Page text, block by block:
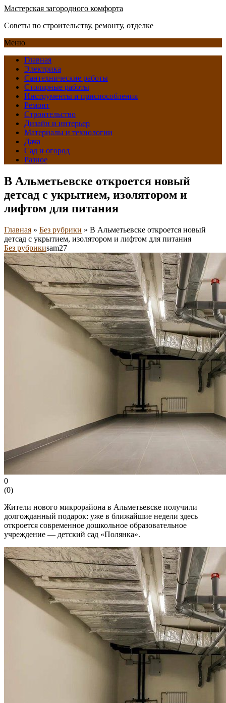
Мастерская загородного комфорта
Советы по строительству, ремонту, отделке
Меню
Главная
Электрика
Сантехнические работы
Столярные работы
Инструменты и приспособления
Ремонт
Строительство
Дизайн и интерьер
Материалы и технологии
Дача
Сад и огород
Разное
В Альметьевске откроется новый
детсад с укрытием, изолятором и
лифтом для питания
Главная » Без рубрики » В Альметьевске откроется новый
детсад с укрытием, изолятором и лифтом для питания
Без рубрикиsam27
0
(0)
Жители нового микрорайона в Альметьевске получили
долгожданный подарок: уже в ближайшие недели здесь
откроется современное дошкольное образовательное
учреждение — детский сад «Полянка».